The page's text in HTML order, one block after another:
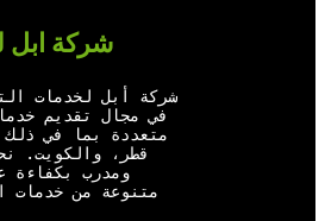
شركة ابل
شركة أبل لخدمات
في مجال تقديم
متعددة بما في ذلك
قطر، والكويت.
ومدرب بكفاءة
متنوعة من خدمات